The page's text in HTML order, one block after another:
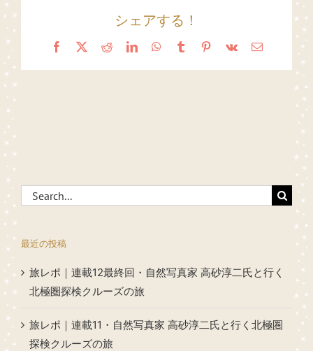
シェアする！
Facebook
X RedditLinkedInWhatsApp
TumblrPinterest
Vk Email
Search
for:
最近の投稿
旅レポ｜連載12最終回・自然写真家 高砂淳二氏と行く
北極圏探検クルーズの旅
旅レポ｜連載11・自然写真家 高砂淳二氏と行く北極圏
探検クルーズの旅